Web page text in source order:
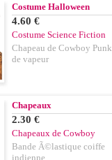
Costume Halloween
4.60 €
Costume Science Fiction
Chapeau de Cowboy Punk
de vapeur
Chapeaux
2.30 €
Chapeaux de Cowboy
Bande Ã©lastique coiffe
indienne